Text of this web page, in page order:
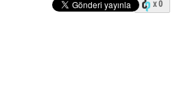
x 0